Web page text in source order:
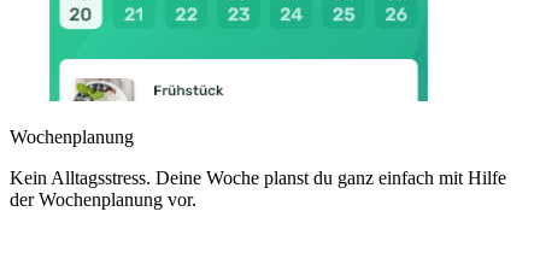
Wochenplanung
Kein Alltagsstress. Deine Woche planst du ganz einfach mit Hilfe
der Wochenplanung vor.